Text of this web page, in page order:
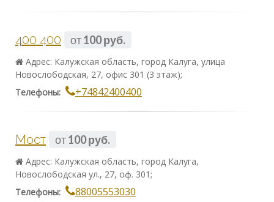
400 400 от100 руб.
Адрес: Калужская область, город Калуга, улица
Новослободская, 27, офис 301 (3 этаж);
Телефоны:
+74842400400
Мост от100 руб.
Адрес: Калужская область, город Калуга,
Новослободская ул., 27, оф. 301;
Телефоны:
88005553030